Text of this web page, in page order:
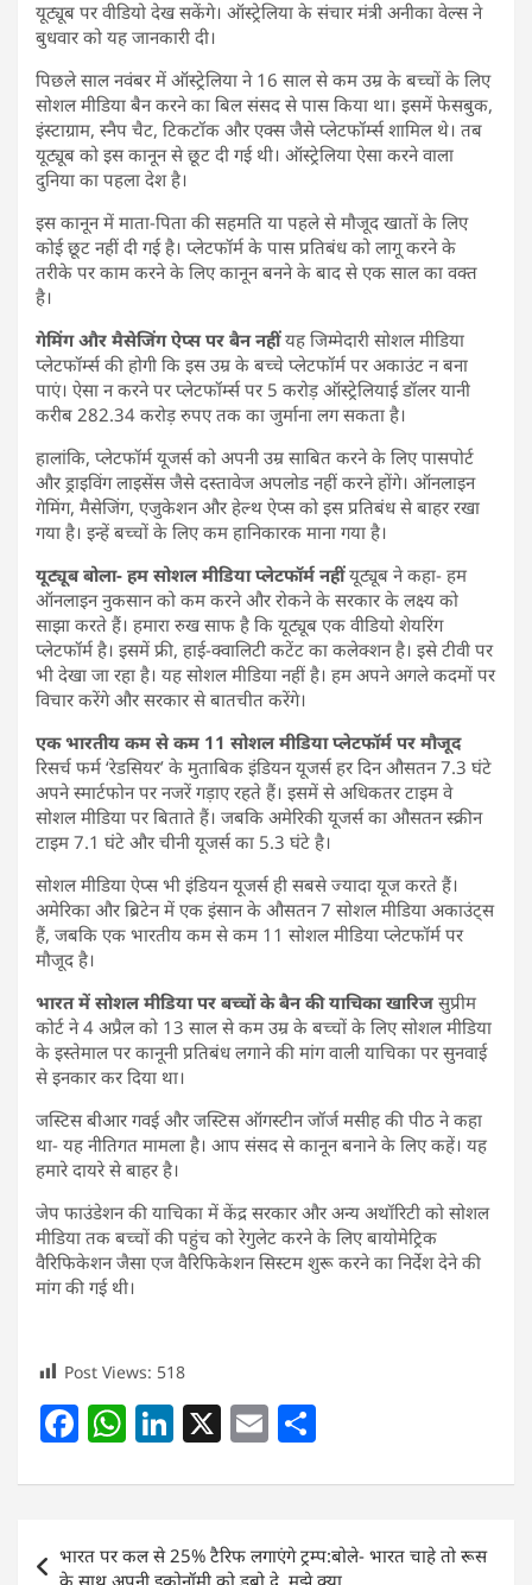
यूट्यूब पर वीडियो देख सकेंगे। ऑस्ट्रेलिया के संचार मंत्री अनीका वेल्स ने
बुधवार को यह जानकारी दी।
पिछले साल नवंबर में ऑस्ट्रेलिया ने 16 साल से कम उम्र के बच्चों के लिए
सोशल मीडिया बैन करने का बिल संसद से पास किया था। इसमें फेसबुक,
इंस्टाग्राम, स्नैप चैट, टिकटॉक और एक्स जैसे प्लेटफॉर्म्स शामिल थे। तब
यूट्यूब को इस कानून से छूट दी गई थी। ऑस्ट्रेलिया ऐसा करने वाला
दुनिया का पहला देश है।
इस कानून में माता-पिता की सहमति या पहले से मौजूद खातों के लिए
कोई छूट नहीं दी गई है। प्लेटफॉर्म के पास प्रतिबंध को लागू करने के
तरीके पर काम करने के लिए कानून बनने के बाद से एक साल का वक्त
है।
गेमिंग और मैसेजिंग ऐप्स पर बैन नहींयह जिम्मेदारी सोशल मीडिया
प्लेटफॉर्म्स की होगी कि इस उम्र के बच्चे प्लेटफॉर्म पर अकाउंट न बना
पाएं। ऐसा न करने पर प्लेटफॉर्म्स पर 5 करोड़ ऑस्ट्रेलियाई डॉलर यानी
करीब 282.34 करोड़ रुपए तक का जुर्माना लग सकता है।
हालांकि, प्लेटफॉर्म यूजर्स को अपनी उम्र साबित करने के लिए पासपोर्ट
और ड्राइविंग लाइसेंस जैसे दस्तावेज अपलोड नहीं करने होंगे। ऑनलाइन
गेमिंग, मैसेजिंग, एजुकेशन और हेल्थ ऐप्स को इस प्रतिबंध से बाहर रखा
गया है। इन्हें बच्चों के लिए कम हानिकारक माना गया है।
यूट्यूब बोला- हम सोशल मीडिया प्लेटफॉर्म नहींयूट्यूब ने कहा- हम
ऑनलाइन नुकसान को कम करने और रोकने के सरकार के लक्ष्य को
साझा करते हैं। हमारा रुख साफ है कि यूट्यूब एक वीडियो शेयरिंग
प्लेटफॉर्म है। इसमें फ्री, हाई-क्वालिटी कटेंट का कलेक्शन है। इसे टीवी पर
भी देखा जा रहा है। यह सोशल मीडिया नहीं है। हम अपने अगले कदमों पर
विचार करेंगे और सरकार से बातचीत करेंगे।
एक भारतीय कम से कम 11 सोशल मीडिया प्लेटफॉर्म पर मौजूद
रिसर्च फर्म ‘रेडसियर’ के मुताबिक इंडियन यूजर्स हर दिन औसतन 7.3 घंटे
अपने स्मार्टफोन पर नजरें गड़ाए रहते हैं। इसमें से अधिकतर टाइम वे
सोशल मीडिया पर बिताते हैं। जबकि अमेरिकी यूजर्स का औसतन स्क्रीन
टाइम 7.1 घंटे और चीनी यूजर्स का 5.3 घंटे है।
सोशल मीडिया ऐप्स भी इंडियन यूजर्स ही सबसे ज्यादा यूज करते हैं।
अमेरिका और ब्रिटेन में एक इंसान के औसतन 7 सोशल मीडिया अकाउंट्स
हैं, जबकि एक भारतीय कम से कम 11 सोशल मीडिया प्लेटफॉर्म पर
मौजूद है।
भारत में सोशल मीडिया पर बच्चों के बैन की याचिका खारिज सुप्रीम
कोर्ट ने 4 अप्रैल को 13 साल से कम उम्र के बच्चों के लिए सोशल मीडिया
के इस्तेमाल पर कानूनी प्रतिबंध लगाने की मांग वाली याचिका पर सुनवाई
से इनकार कर दिया था।
जस्टिस बीआर गवई और जस्टिस ऑगस्टीन जॉर्ज मसीह की पीठ ने कहा
था- यह नीतिगत मामला है। आप संसद से कानून बनाने के लिए कहें। यह
हमारे दायरे से बाहर है।
जेप फाउंडेशन की याचिका में केंद्र सरकार और अन्य अथॉरिटी को सोशल
मीडिया तक बच्चों की पहुंच को रेगुलेट करने के लिए बायोमेट्रिक
वैरिफिकेशन जैसा एज वैरिफिकेशन सिस्टम शुरू करने का निर्देश देने की
मांग की गई थी।
Post Views: 518
F
c
e
W
at
s
Li
k
e
X E
ai
l
ar
e
navigation
भारत पर कल से 25% टैरिफ लगाएंगे ट्रम्प:बोले- भारत चाहे तो रूस